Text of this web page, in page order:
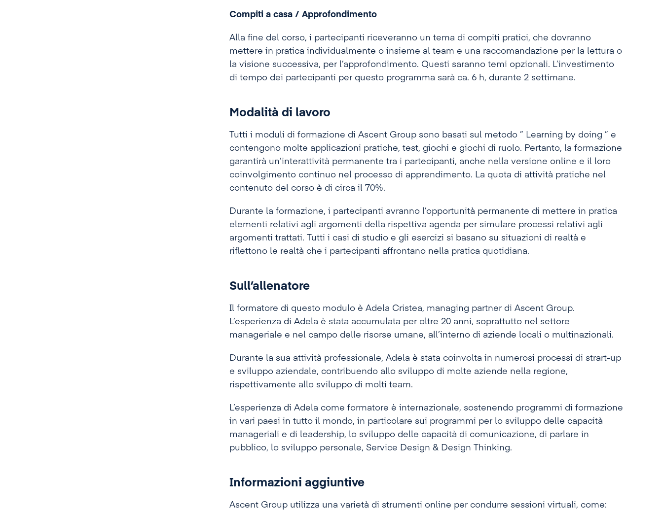
Compiti a casa / Approfondimento
Alla fine del corso, i partecipanti riceveranno un tema di compiti pratici, che dovranno
mettere in pratica individualmente o insieme al team e una raccomandazione per la lettura o
la visione successiva, per l’approfondimento. Questi saranno temi opzionali. L’investimento
di tempo dei partecipanti per questo programma sarà ca. 6 h, durante 2 settimane.
Modalità di lavoro
Tutti i moduli di formazione di Ascent Group sono basati sul metodo ” Learning by doing ” e
contengono molte applicazioni pratiche, test, giochi e giochi di ruolo. Pertanto, la formazione
garantirà un’interattività permanente tra i partecipanti, anche nella versione online e il loro
coinvolgimento continuo nel processo di apprendimento. La quota di attività pratiche nel
contenuto del corso è di circa il 70%.
Durante la formazione, i partecipanti avranno l’opportunità permanente di mettere in pratica
elementi relativi agli argomenti della rispettiva agenda per simulare processi relativi agli
argomenti trattati. Tutti i casi di studio e gli esercizi si basano su situazioni di realtà e
riflettono le realtà che i partecipanti affrontano nella pratica quotidiana.
Sull’allenatore
Il formatore di questo modulo è Adela Cristea, managing partner di Ascent Group.
L’esperienza di Adela è stata accumulata per oltre 20 anni, soprattutto nel settore
manageriale e nel campo delle risorse umane, all’interno di aziende locali o multinazionali.
Durante la sua attività professionale, Adela è stata coinvolta in numerosi processi di strart-up
e sviluppo aziendale, contribuendo allo sviluppo di molte aziende nella regione,
rispettivamente allo sviluppo di molti team.
L’esperienza di Adela come formatore è internazionale, sostenendo programmi di formazione
in vari paesi in tutto il mondo, in particolare sui programmi per lo sviluppo delle capacità
manageriali e di leadership, lo sviluppo delle capacità di comunicazione, di parlare in
pubblico, lo sviluppo personale, Service Design & Design Thinking.
Informazioni aggiuntive
Ascent Group utilizza una varietà di strumenti online per condurre sessioni virtuali, come: